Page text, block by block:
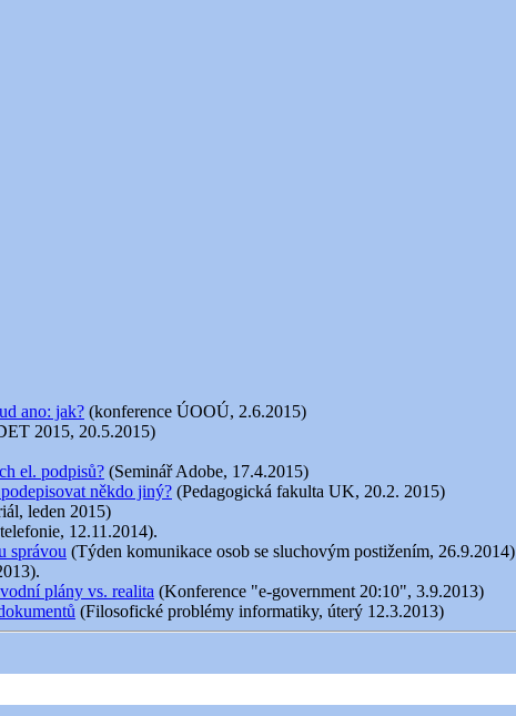
ano: jak? (konference ÚOOÚ, 2.6.2015)
2015, 20.5.2015)
el. podpisů? (Seminář Adobe, 17.4.2015)
někdo jiný? (Pedagogická fakulta UK, 20.2. 2015)
leden 2015)
12.11.2014).
správou (Týden komunikace osob se sluchovým postižením, 26.9.2014)
plány vs. realita (Konference "e-government 20:10", 3.9.2013)
(Filosofické problémy informatiky, úterý 12.3.2013)